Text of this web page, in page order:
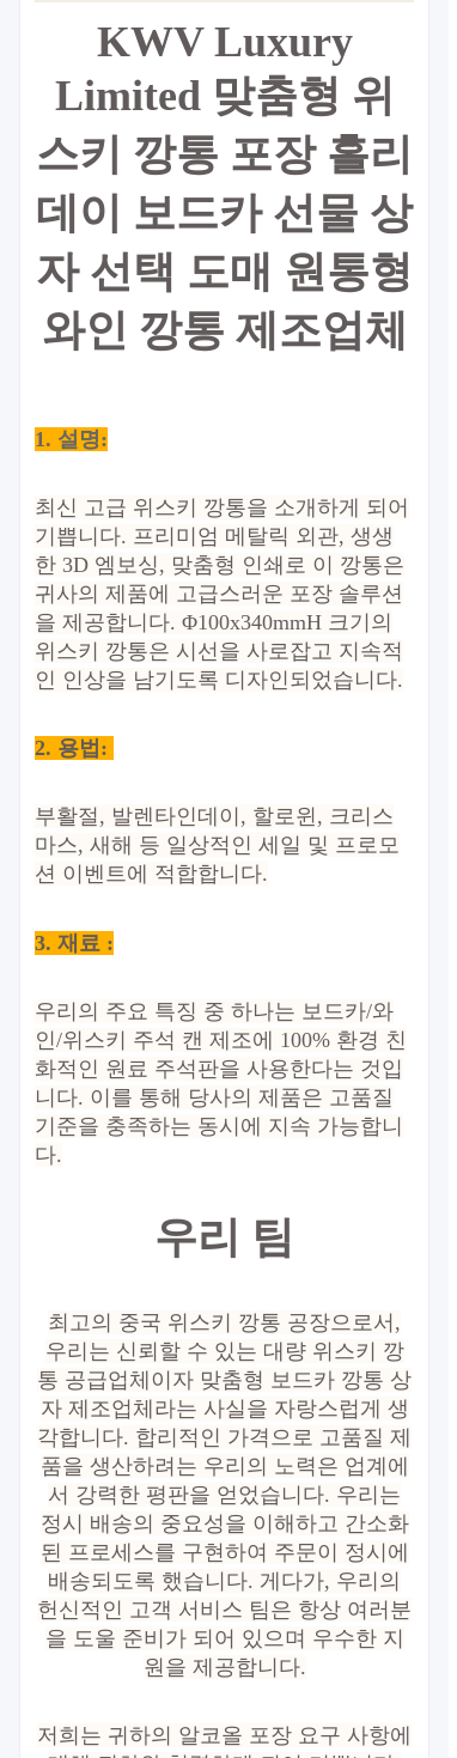
KWV Luxury
Limited 맞춤형 위
스키 깡통 포장 홀리
데이 보드카 선물 상
자 선택 도매 원통형
와인 깡통 제조업체
1. 설명:
최신 고급 위스키 깡통을 소개하게 되어
기쁩니다. 프리미엄 메탈릭 외관, 생생
한 3D 엠보싱, 맞춤형 인쇄로 이 깡통은
귀사의 제품에 고급스러운 포장 솔루션
을 제공합니다. Φ100x340mmH 크기의
위스키 깡통은 시선을 사로잡고 지속적
인 인상을 남기도록 디자인되었습니다.
2. 용법:
부활절, 발렌타인데이, 할로윈, 크리스
마스, 새해 등 일상적인 세일 및 프로모
션 이벤트에 적합합니다.
3. 재료 :
우리의 주요 특징 중 하나는 보드카/와
인/위스키 주석 캔 제조에 100% 환경 친
화적인 원료 주석판을 사용한다는 것입
니다. 이를 통해 당사의 제품은 고품질
기준을 충족하는 동시에 지속 가능합니
다.
우리 팀
최고의 중국 위스키 깡통 공장으로서,
우리는 신뢰할 수 있는 대량 위스키 깡
통 공급업체이자 맞춤형 보드카 깡통 상
자 제조업체라는 사실을 자랑스럽게 생
각합니다. 합리적인 가격으로 고품질 제
품을 생산하려는 우리의 노력은 업계에
서 강력한 평판을 얻었습니다. 우리는
정시 배송의 중요성을 이해하고 간소화
된 프로세스를 구현하여 주문이 정시에
배송되도록 했습니다. 게다가, 우리의
헌신적인 고객 서비스 팀은 항상 여러분
을 도울 준비가 되어 있으며 우수한 지
원을 제공합니다.
저희는 귀하의 알코올 포장 요구 사항에